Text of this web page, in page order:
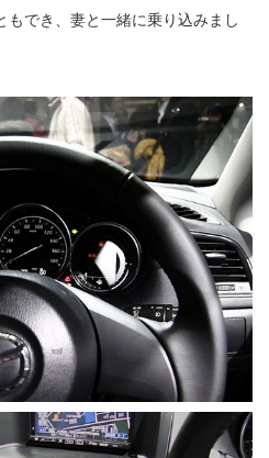
もでき、妻と一緒に乗り込みまし